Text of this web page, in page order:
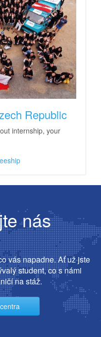
Republic
internship, your
nás
vás napadne. Ať už jste
student, co s námi
na stáž.